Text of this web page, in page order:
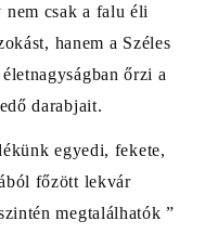
csak a falu éli
hanem a Széles
őrzi a
darabjait.
egyedi, fekete,
főzött lekvár
megtalálhatók ”